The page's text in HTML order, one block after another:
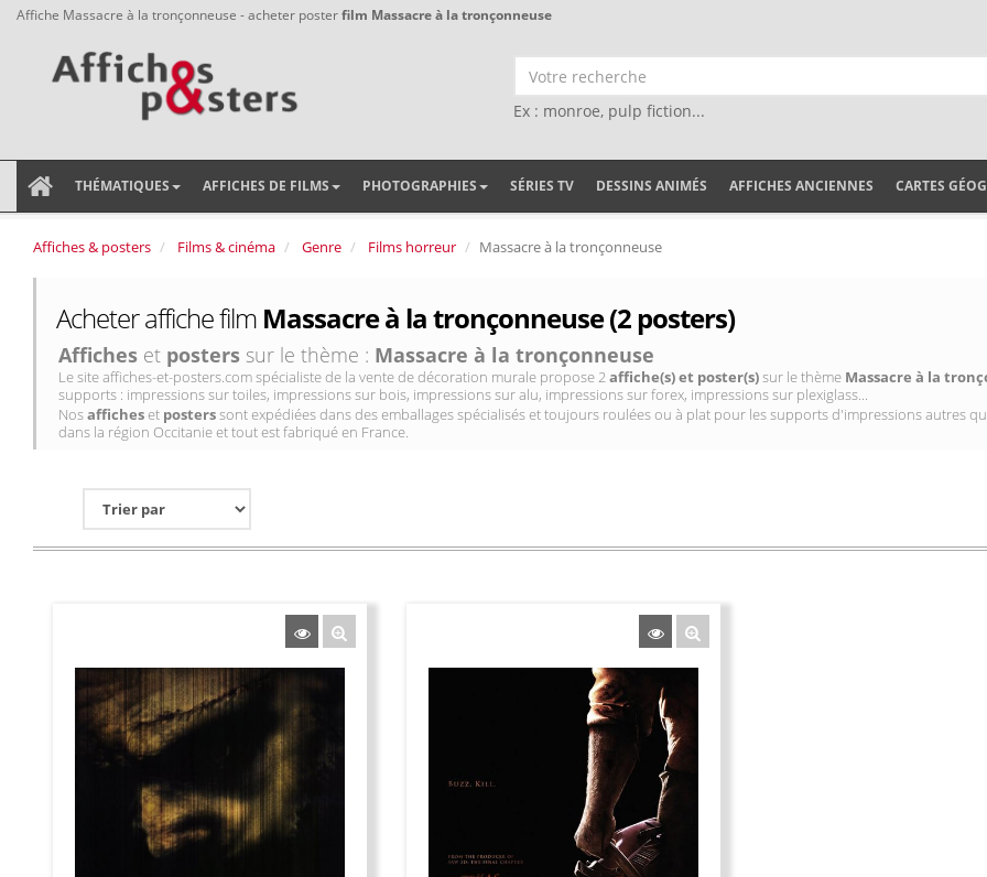
Affiche Massacre à la tronçonneuse - acheter posterfilm Massacre à la tronçonneuse
Ex : monroe, pulp fiction...
THÉMATIQUES AFFICHES DE FILMS PHOTOGRAPHIES SÉRIES TV DESSINS ANIMÉS AFFICHES ANCIENNES CARTES
Affiches & posters Films & cinéma Genre Films horreur Massacre à la tronçonneuse
Acheter affiche film Massacre à la tronçonneuse (2 posters)
Affiches et posters sur le thème : Massacre à la tronçonneuse
Le site affiches-et-posters.com spécialiste de la vente de décoration murale propose 2affiche(s) et poster(s)sur le thème Massacre à la
supports : impressions sur toiles, impressions sur bois, impressions sur alu, impressions sur forex, impressions sur plexiglass...
Nosafficheset posterssont expédiées dans des emballages spécialisés et toujours roulées ou à plat pour les supports d'impressions autres
dans la région Occitanie et tout est fabriqué en France.